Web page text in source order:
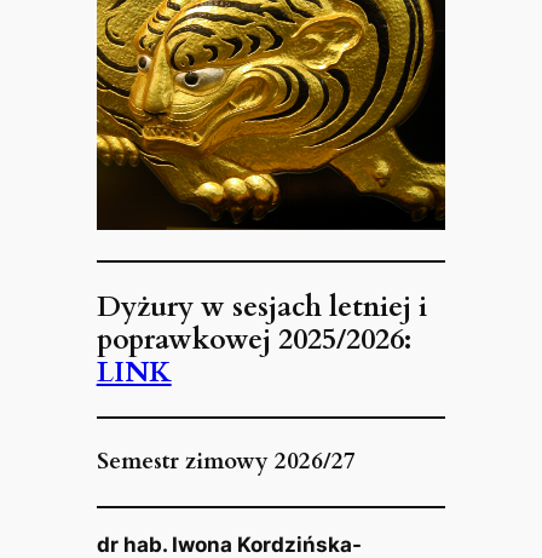
Dyżury w sesjach letniej i
poprawkowej 2025/2026:
LINK
Semestr zimowy 2026/27
dr hab. Iwona Kordzińska-